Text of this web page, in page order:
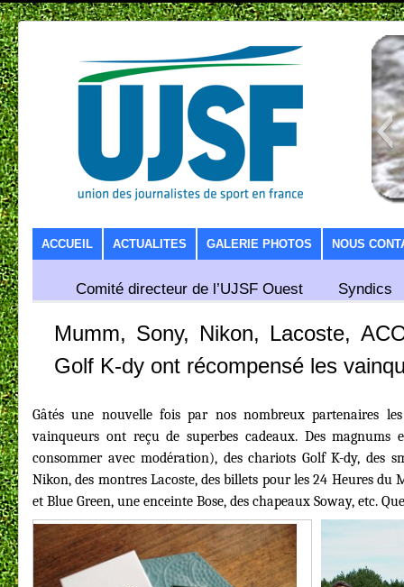
SKIP TO CONTENT
ACCUEIL ACTUALITES GALERIE PHOTOS NOUS
Comité directeur de l’UJSF Ouest Syndics
Mumm, Sony, Nikon, Lacoste,
Golf K-dy ont récompensé les
Gâtés une nouvelle fois par nos nombreux partenaires
vainqueurs ont reçu de superbes cadeaux. Des
consommer avec modération), des chariots Golf K-dy, des
Nikon, des montres Lacoste, des billets pour les 24 Heures du
et Blue Green, une enceinte Bose, des chapeaux Soway, etc.